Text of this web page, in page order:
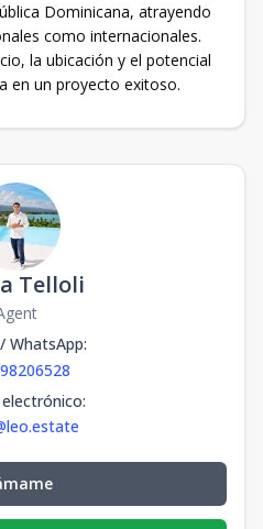
Dominicana, atrayendo
como internacionales.
la ubicación y el potencial
en un proyecto exitoso.
Telloli
WhatsApp:
: